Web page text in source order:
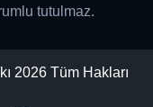
tutulmaz.
2026 Tüm Hakları